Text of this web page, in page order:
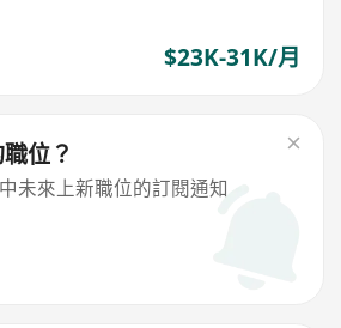
$23K-31K/月
位？
未來上新職位的訂閱通知